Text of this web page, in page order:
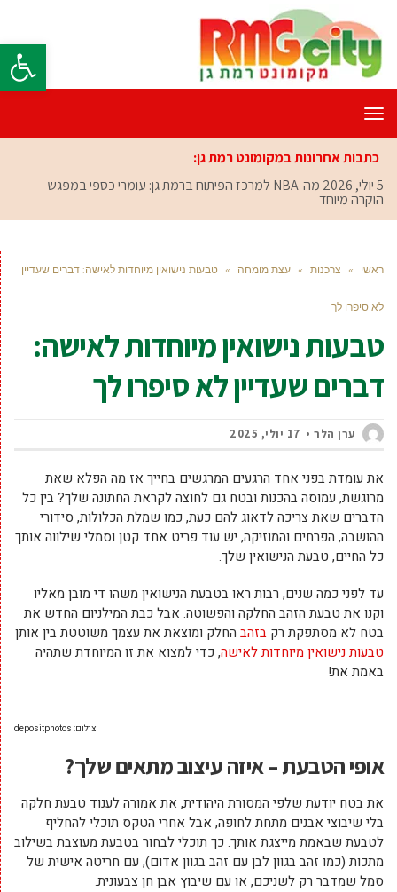
פתח
תפריט
כתבות אחרונות במקומונט רמת גן:
5 יולי, 2026
מה-NBA למרכז הפיתוח ברמת גן: עומרי כספי במפגש
הוקרה מיוחד
ראשי » צרכנות » עצת מומחה » טבעות נישואין מיוחדות לאישה: דברים שעדיין
לא סיפרו לך
טבעות נישואין מיוחדות לאישה:
דברים שעדיין לא סיפרו לך
ערן הלר 17 יולי, 2025
את עומדת בפני אחד הרגעים המרגשים בחייך אז מה הפלא שאת
מרוגשת, עמוסה בהכנות ובטח גם לחוצה לקראת החתונה שלך? בין כל
הדברים שאת צריכה לדאוג להם כעת, כמו שמלת הכלולות, סידורי
ההושבה, הפרחים והמוזיקה, יש עוד פריט אחד קטן וסמלי שילווה אותך
כל החיים, טבעת הנישואין שלך.
עד לפני כמה שנים, רבות ראו בטבעת הנישואין משהו די מובן מאליו
וקנו את טבעת הזהב החלקה והפשוטה. אבל כבת המילניום החדש את
בטח לא מסתפקת רק בזהב החלק ומוצאת את עצמך משוטטת בין אותן
טבעות נישואין מיוחדות לאישה, כדי למצוא את זו המיוחדת שתהיה
באמת את!
צילום: depositphotos
אופי הטבעת – איזה עיצוב מתאים שלך?
את בטח יודעת שלפי המסורת היהודית, את אמורה לענוד טבעת חלקה
בלי שיבוצי אבנים מתחת לחופה, אבל אחרי הטקס תוכלי להחליף
לטבעת שבאמת מייצגת אותך. כך תוכלי לבחור בטבעת מעוצבת בשילוב
מתכות (כמו זהב בגוון לבן עם זהב בגוון אדום), עם חריטה אישית של
סמל שמדבר רק לשניכם, או עם שיבוץ אבן חן צבעונית.